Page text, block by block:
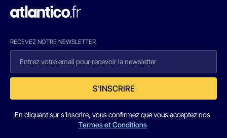
RECEVEZ NOTRE NEWSLETTER
S'INSCRIRE
En cliquant sur s'inscrire, vous confirmez que vous acceptez nos
Termes et Conditions